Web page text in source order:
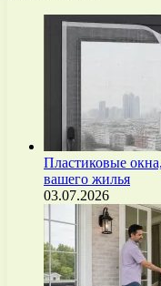
Пластиковые
вашего жилья
03.07.2026